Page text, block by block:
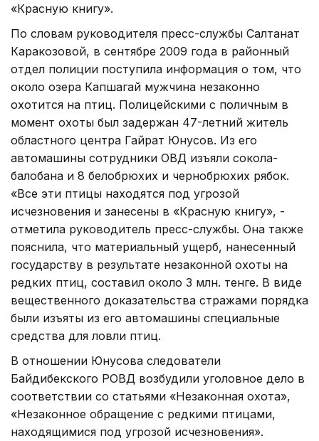
«Красную книгу».
По словам руководителя пресс-службы Салтанат
Каракозовой, в сентябре 2009 года в районный
отдел полиции поступила информация о том, что
около озера Капшагай мужчина незаконно
охотится на птиц. Полицейскими с поличным в
момент охоты был задержан 47-летний житель
областного центра Гайрат Юнусов. Из его
автомашины сотрудники ОВД изъяли сокола-
балобана и 8 белобрюхих и чернобрюхих рябок.
«Все эти птицы находятся под угрозой
исчезновения и занесены в «Красную книгу», -
отметила руководитель пресс-службы. Она также
пояснила, что материальный ущерб, нанесенный
государству в результате незаконной охоты на
редких птиц, составил около 3 млн. тенге. В виде
вещественного доказательства стражами порядка
были изъяты из его автомашины специальные
средства для ловли птиц.
В отношении Юнусова следователи
Байдибекского РОВД возбудили уголовное дело в
соответствии со статьями «Незаконная охота»,
«Незаконное обращение с редкими птицами,
находящимися под угрозой исчезновения».